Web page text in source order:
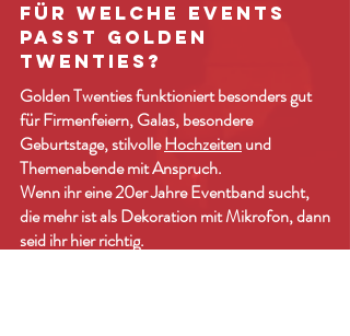
Für welche Events
passt Golden
Twenties?
Golden Twenties funktioniert besonders gut
für Firmenfeiern, Galas, besondere
Geburtstage, stilvolleHochzeitenund
Themenabende mit Anspruch.
Wenn ihr eine 20er Jahre Eventband sucht,
die mehr ist als Dekoration mit Mikrofon, dann
seid ihr hier richtig.